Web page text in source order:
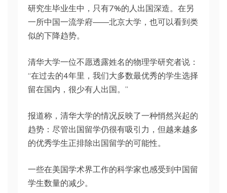
研究生毕业生中，只有7%的人出国深造。在另
一所中国一流学府——北京大学，也可以看到类
似的下降趋势。
清华大学一位不愿透露姓名的物理学研究者说：
“在过去的4年里，我们大多数最优秀的学生选择
留在国内，很少有人出国。”
报道称，清华大学的情况反映了一种悄然兴起的
趋势：尽管出国留学仍很有吸引力，但越来越多
的优秀学生正排除出国留学的可能性。
一些在美国学术界工作的科学家也感受到中国留
学生数量的减少。